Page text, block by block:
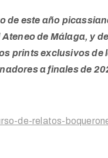
de este año
de Málaga, y
prints exclusivos de
a finales de
de-relatos-